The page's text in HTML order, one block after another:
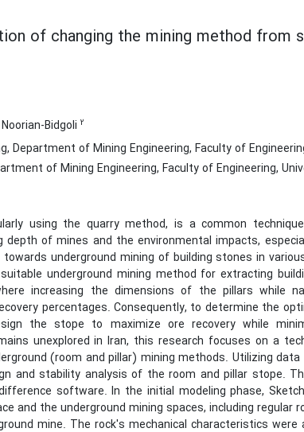
of changing the mining method from
Bidgoli 2
Department of Mining Engineering, Faculty of
of Mining Engineering, Faculty of Engineering,
using the quarry method, is a common
depth of mines and the environmental impacts,
underground mining of building stones in
underground mining method for extracting
increasing the dimensions of the pillars while
percentages. Consequently, to determine the
the stope to maximize ore recovery while
unexplored in Iran, this research focuses on a
(room and pillar) mining methods. Utilizing
and stability analysis of the room and pillar stope.
software. In the initial modeling phase,
and the underground mining spaces, including regular
mine. The rock's mechanical characteristics